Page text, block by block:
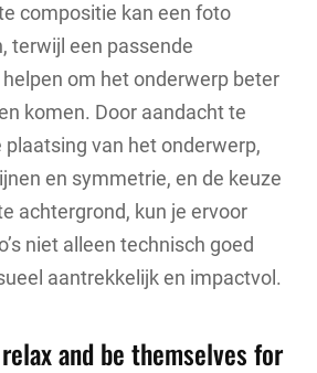
compositie kan een foto
terwijl een passende
om het onderwerp beter
komen. Door aandacht te
plaatsing van het onderwerp,
en symmetrie, en de keuze
achtergrond, kun je ervoor
niet alleen technisch goed
aantrekkelijk en impactvol.
and be themselves for